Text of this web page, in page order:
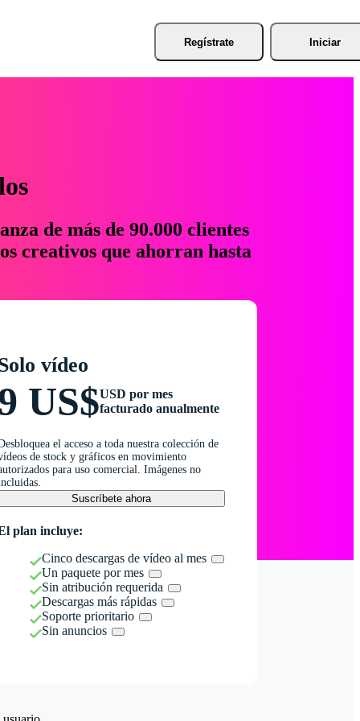
Regístrate Iniciar
de más de 90.000 clientes
creativos que ahorran hasta
vídeo
US$USD por mes
facturado anualmente
el acceso a toda nuestra colección de
de stock y gráficos en movimiento
para uso comercial. Imágenes no
Suscríbete ahora
plan incluye:
Cinco descargas de vídeo al mes
Un paquete por mes
Sin atribución requerida
Descargas más rápidas
Soporte prioritario
Sin anuncios